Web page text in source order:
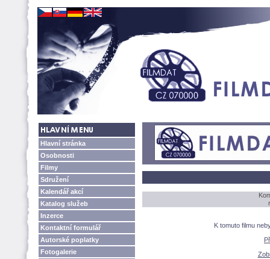
Hlavní stránka
Osobnosti
Filmy
Sdružení
Kalendář akcí
Katalog služeb
Inzerce
Kontaktní formulář
Autorské poplatky
Fotogalerie
K tomuto filmu